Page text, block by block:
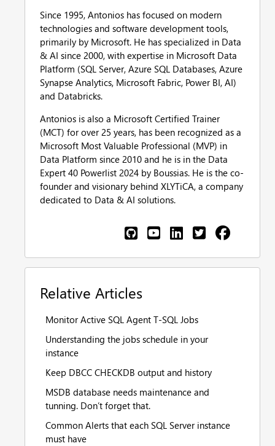
Since 1995, Antonios has focused on modern
technologies and software development tools,
primarily by Microsoft. He has specialized in Data
& AI since 2000, with expertise in Microsoft Data
Platform (SQL Server, Azure SQL Databases, Azure
Synapse Analytics, Microsoft Fabric, Power BI, AI)
and Databricks.
Antonios is also a Microsoft Certified Trainer
(MCT) for over 25 years, has been recognized as a
Microsoft Most Valuable Professional (MVP) in
Data Platform since 2010 and he is in the Data
Expert 40 Powerlist 2024 by Boussias. He is the co-
founder and visionary behind XLYTiCA, a company
dedicated to Data & AI solutions.
Relative Articles
Monitor Active SQL Agent T-SQL Jobs
Understanding the jobs schedule in your
instance
Keep DBCC CHECKDB output and history
MSDB database needs maintenance and
tunning. Don’t forget that.
Common Alerts that each SQL Server instance
must have